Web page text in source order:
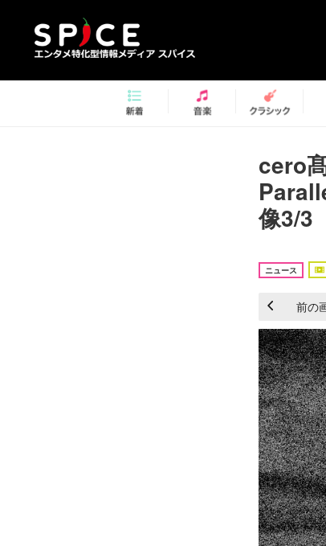
cero
像3/3
ニュース
前の